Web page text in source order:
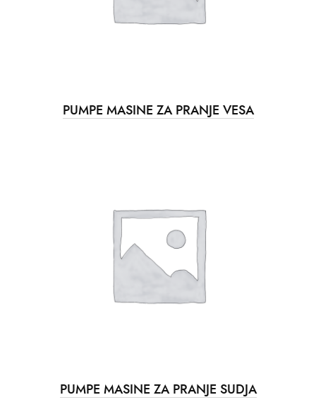
PUMPE MASINE ZA PRANJE VESA
PUMPE MASINE ZA PRANJE SUDJA